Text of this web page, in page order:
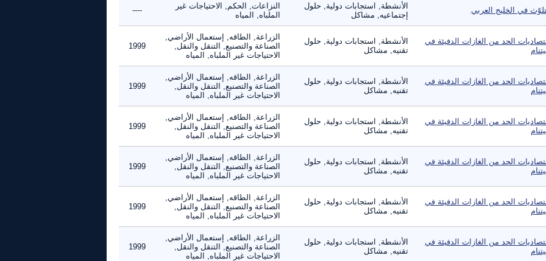
في الخليج العربي
الأنشطة, استجابات دولية, حلول
إجتماعيه, مشاكل
النزاعات, الحكم, الاحتياجات غير
الملباه, المياه
----
الحد من الغازات الدفيئة في
الأنشطة, استجابات دولية, حلول
تقنيه, مشاكل
الزراعة, الطاقه, إستعمال الأراضي,
الصناعة والتصنيع, التنقل والنقل,
الاحتياجات غير الملباه, المياه
1999
الحد من الغازات الدفيئة في
الأنشطة, استجابات دولية, حلول
تقنيه, مشاكل
الزراعة, الطاقه, إستعمال الأراضي,
الصناعة والتصنيع, التنقل والنقل,
الاحتياجات غير الملباه, المياه
1999
الحد من الغازات الدفيئة في
الأنشطة, استجابات دولية, حلول
تقنيه, مشاكل
الزراعة, الطاقه, إستعمال الأراضي,
الصناعة والتصنيع, التنقل والنقل,
الاحتياجات غير الملباه, المياه
1999
الحد من الغازات الدفيئة في
الأنشطة, استجابات دولية, حلول
تقنيه, مشاكل
الزراعة, الطاقه, إستعمال الأراضي,
الصناعة والتصنيع, التنقل والنقل,
الاحتياجات غير الملباه, المياه
1999
الحد من الغازات الدفيئة في
الأنشطة, استجابات دولية, حلول
تقنيه, مشاكل
الزراعة, الطاقه, إستعمال الأراضي,
الصناعة والتصنيع, التنقل والنقل,
الاحتياجات غير الملباه, المياه
1999
الحد من الغازات الدفيئة في
الأنشطة, استجابات دولية, حلول
تقنيه, مشاكل
الزراعة, الطاقه, إستعمال الأراضي,
الصناعة والتصنيع, التنقل والنقل,
الاحتياجات غير الملباه, المياه
1999